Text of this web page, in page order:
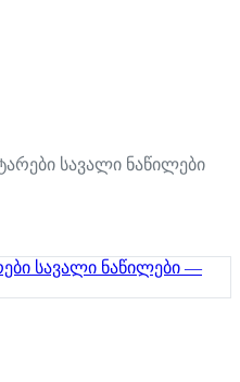
სავალი ნაწილები